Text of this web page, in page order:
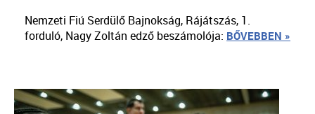
Nemzeti Fiú Serdülő Bajnokság, Rájátszás, 1.
forduló, Nagy Zoltán edző beszámolója: BŐVEBBEN »